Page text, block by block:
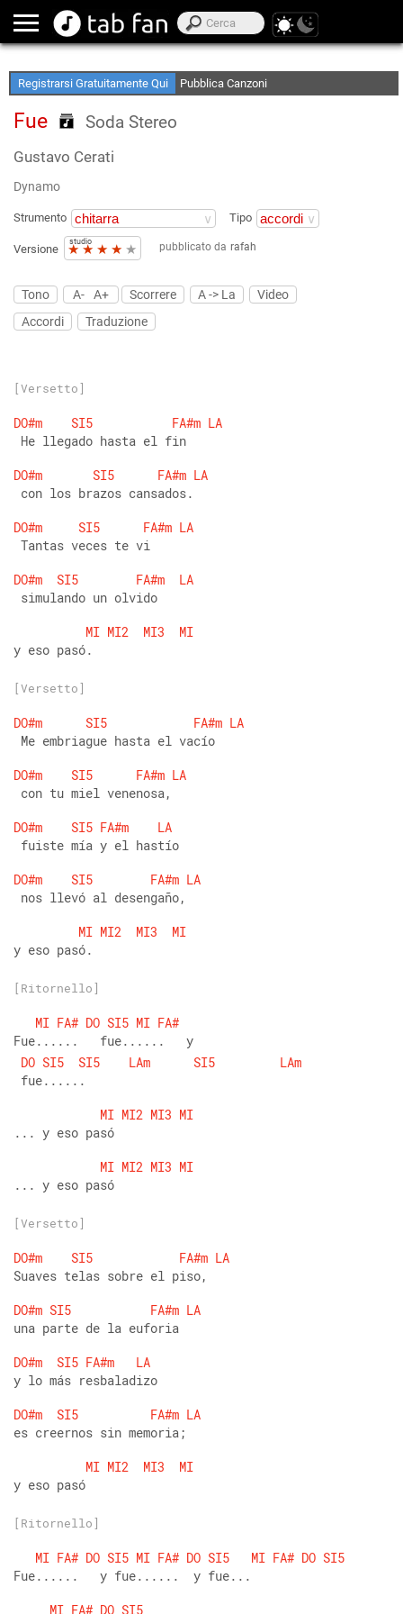
Registrarsi Gratuitamente Qui Pubblica Canzoni
Fue Soda Stereo
Gustavo Cerati
Dynamo
Strumento Tipo
Versione
studio
★★ ★ ★ ★ pubblicato da rafah
Tono A- A+ Scorrere A -> La
Video
Accordi
Traduzione
[Versetto]
DO#m SI5 FA#m LA
He llegado hasta el fin
DO#m
SI5 FA#m LA
con los brazos cansados.
DO#m
SI5 FA#m LA
Tantas veces te vi
DO#m
SI5 FA#m
LA
simulando un olvido
MI MI2 MI3
MI
y eso pasó.
[Versetto]
DO#m SI5 FA#m LA
Me embriague hasta el vacío
DO#m
SI5 FA#m LA
con tu miel venenosa,
DO#m
SI5 FA#m
LA
fuiste mía y el hastío
DO#m
SI5 FA#m LA
nos llevó al desengaño,
MI MI2 MI3
MI
y eso pasó.
[Ritornello]
MI FA# DO SI5 MI FA#
Fue......   fue......   y
DO SI5 SI5 LAm SI5
LAm
fue......
MI MI2 MI3 MI
... y eso pasó
MI MI2 MI3 MI
... y eso pasó
[Versetto]
DO#m SI5 FA#m LA
Suaves telas sobre el piso,
DO#m SI5 FA#m LA
una parte de la euforia
DO#m
SI5 FA#m
LA
y lo más resbaladizo
DO#m
SI5 FA#m LA
es creernos sin memoria;
MI MI2 MI3
MI
y eso pasó
[Ritornello]
MI FA# DO SI5 MI FA# DO SI5 MI FA# DO SI5
Fue......   y fue......  y fue...
MI FA# DO SI5